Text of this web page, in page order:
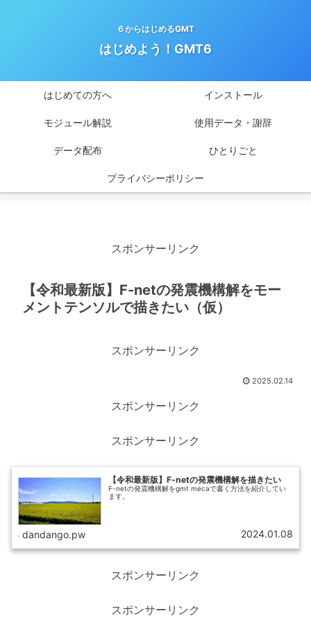
６からはじめるGMT
はじめよう！GMT6
はじめての方へ インストール
モジュール解説 使用データ・謝辞
データ配布 ひとりごと
プライバシーポリシー
スポンサーリンク
【令和最新版】F-netの発震機構解をモー
メントテンソルで描きたい（仮）
スポンサーリンク
2025.02.14
スポンサーリンク
スポンサーリンク
【令和最新版】F-netの発震機構解を描きたい
F-netの発震機構解をgmt mecaで書く方法を紹介してい
ます。
dandango.pw 2024.01.08
スポンサーリンク
スポンサーリンク